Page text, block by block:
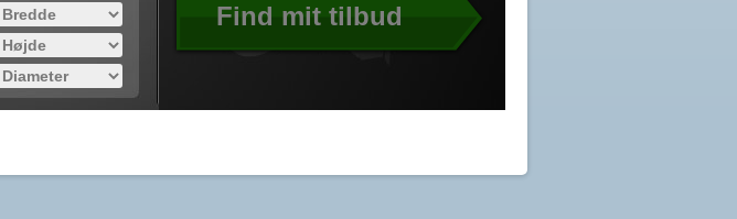
Find mit tilbud